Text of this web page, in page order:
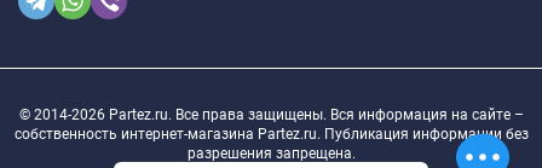
© 2014-2026 Partez.ru. Все права защищены. Вся информация на сайте –
собственность интернет-магазина Partez.ru. Публикация информации без
разрешения запрещена.